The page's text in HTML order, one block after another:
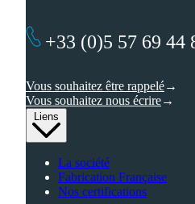
Liens
La société
Fabrication Française
Nos certifications
+33 (0)5 57 69 44
Vous souhaitez être rappelé
Vous souhaitez nous écrire